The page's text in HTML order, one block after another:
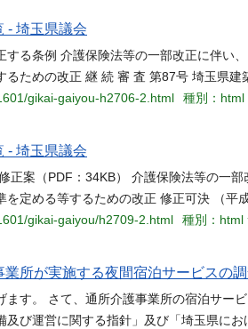
- 埼玉県議会
る条例 介護保険法等の一部改正に伴い
るための改正 継 続 審 査 第87号 埼玉県建
gikai-gaiyou-h2706-2.html
種別：html
- 埼玉県議会
正案（PDF：34KB） 介護保険法等の一
を定める等するための改正 修正可決 （平
gikai-gaiyou/h2709-2.html
種別：html
所が実施する夜間宿泊サービスの
ます。 さて、通所介護事業所の宿泊サー
及び運営に関する指針」及び「埼玉県にお